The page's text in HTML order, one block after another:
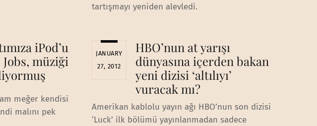
tartışmayı yeniden alevledi.
iPod’u
Jobs, müziği
meğer kendisi
malını pek
JANUARY
27, 2012
HBO’nun at yarışı
dünyasına içerden bakan
yeni dizisi ‘altılıyı’
vuracak mı?
Amerikan kablolu yayın ağı HBO’nun son dizisi
‘Luck’ ilk bölümü yayınlanmadan sadece